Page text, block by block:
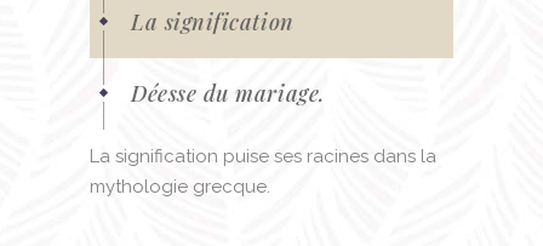
La signification
Déesse du mariage.
La signification puise ses racines dans la
mythologie grecque.